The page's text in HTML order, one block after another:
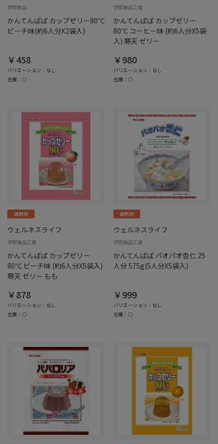
伊那食品
かんてんぱぱ カップゼリー80℃
ピーチ味(約6人分X2袋入)
￥458
バリエーション：なし
在庫：○
伊那食品工業
かんてんぱぱ カップゼリー
80℃ コーヒー味 (約6人分X5袋
入) 寒天 ゼリー
￥980
バリエーション：なし
在庫：○
ウェルネスライフ
伊那食品工業
かんてんぱぱ カップゼリー
80℃ ピーチ味 (約6人分X5袋入)
寒天 ゼリー もも
￥878
バリエーション：なし
在庫：○
ウェルネスライフ
伊那食品工業
かんてんぱぱ パオパオ杏仁 25
人分 575g(5人分X5袋入)
￥999
バリエーション：なし
在庫：○